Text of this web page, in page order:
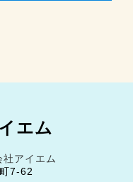
エム
アイエム
7-62